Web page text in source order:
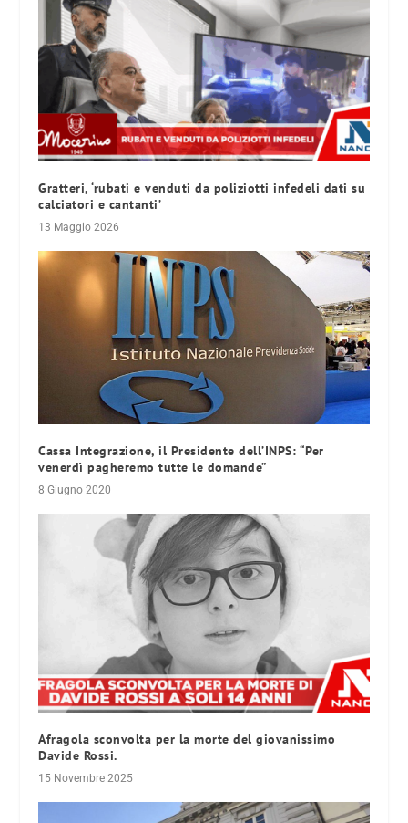
Gratteri, ‘rubati e venduti da poliziotti infedeli dati su
calciatori e cantanti’
13 Maggio 2026
Cassa Integrazione, il Presidente dell’INPS: “Per
venerdì pagheremo tutte le domande”
8 Giugno 2020
Afragola sconvolta per la morte del giovanissimo
Davide Rossi.
15 Novembre 2025